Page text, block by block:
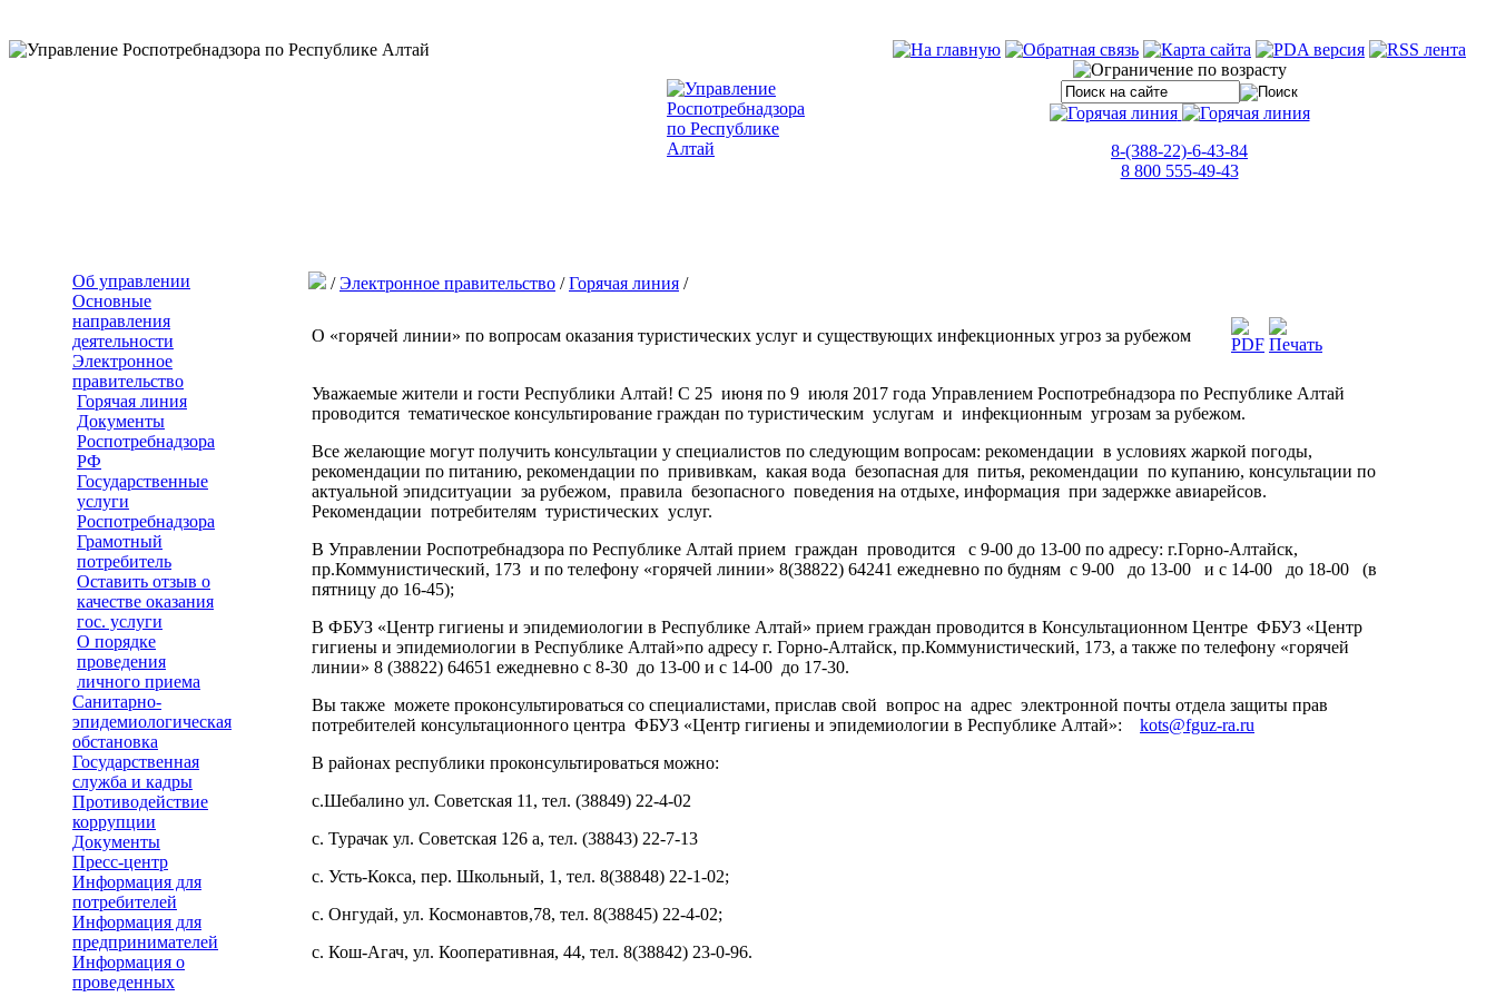
8-(388-22)-6-43-84
8 800 555-49-43
Об управлении
Основные
направления
деятельности
Электронное
правительство
Горячая линия
Документы
Роспотребнадзора
РФ
Государственные
услуги
Роспотребнадзора
Грамотный
потребитель
Оставить отзыв о
качестве оказания
гос. услуги
О порядке
проведения
личного приема
Санитарно-
эпидемиологическая
обстановка
Государственная
служба и кадры
Противодействие
коррупции
Документы
Пресс-центр
Информация для
потребителей
Информация для
предпринимателей
Информация о
проведенных
/Электронное правительство /Горячая линия /
О «горячей линии» по вопросам оказания туристических услуг и существующих инфекционных угроз за рубежом
Уважаемые жители и гости Республики Алтай! С 25 июня по 9 июля 2017 года Управлением Роспотребнадзора по Республике Алтай
проводится тематическое консультирование граждан по туристическим услугам и инфекционным угрозам за рубежом.
Все желающие могут получить консультации у специалистов по следующим вопросам: рекомендации в условиях жаркой погоды,
рекомендации по питанию, рекомендации по прививкам, какая вода безопасная для питья, рекомендации по купанию, консультации по
актуальной эпидситуации за рубежом, правила безопасного поведения на отдыхе, информация при задержке авиарейсов.
Рекомендации потребителям туристических услуг.
В Управлении Роспотребнадзора по Республике Алтай прием граждан проводится с 9-00 до 13-00 по адресу: г.Горно-Алтайск,
пр.Коммунистический, 173 и по телефону «горячей линии» 8(38822) 64241 ежедневно по будням с 9-00 до 13-00 и с 14-00 до 18-00 (в
пятницу до 16-45);
В ФБУЗ «Центр гигиены и эпидемиологии в Республике Алтай» прием граждан проводится в Консультационном Центре ФБУЗ «Центр
гигиены и эпидемиологии в Республике Алтай»по адресу г. Горно-Алтайск, пр.Коммунистический, 173, а также по телефону «горячей
линии» 8 (38822) 64651 ежедневно с 8-30 до 13-00 и с 14-00 до 17-30.
Вы также можете проконсультироваться со специалистами, прислав свой вопрос на адрес электронной почты отдела защиты прав
потребителей консультационного центра ФБУЗ «Центр гигиены и эпидемиологии в Республике Алтай»: kots@fguz-ra.ru
В районах республики проконсультироваться можно:
с.Шебалино ул. Советская 11, тел. (38849) 22-4-02
с. Турачак ул. Советская 126 а, тел. (38843) 22-7-13
с. Усть-Кокса, пер. Школьный, 1, тел. 8(38848) 22-1-02;
с. Онгудай, ул. Космонавтов,78, тел. 8(38845) 22-4-02;
с. Кош-Агач, ул. Кооперативная, 44, тел. 8(38842) 23-0-96.